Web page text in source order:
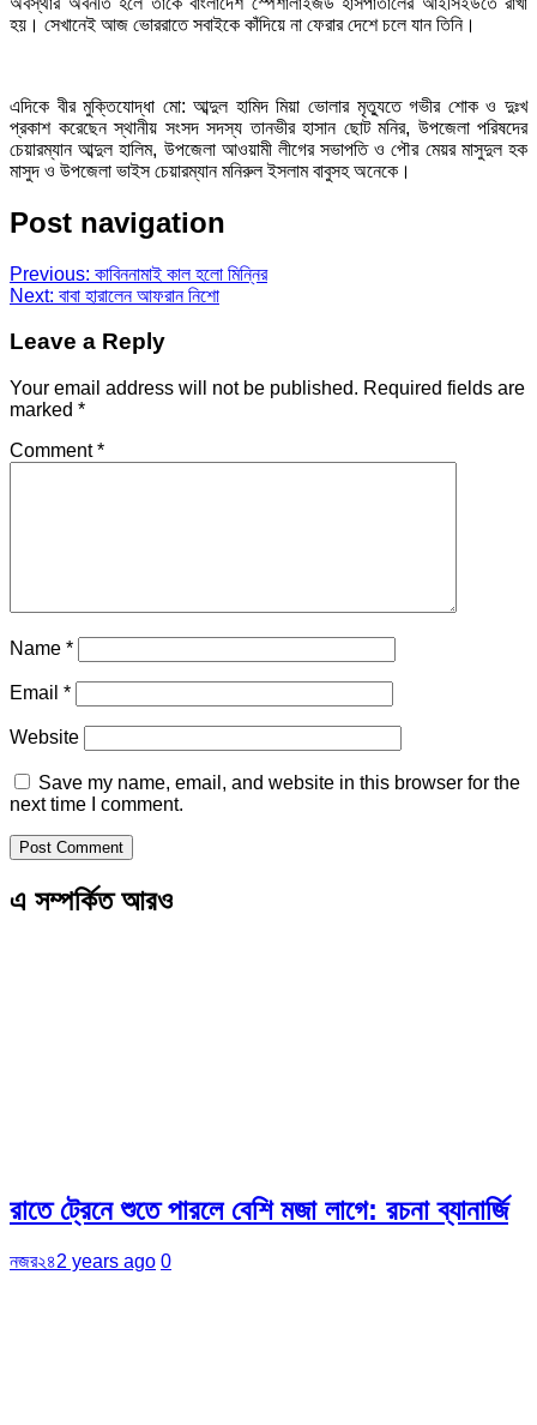
হয়। সেখানেই আজ ভোররাতে সবাইকে কাঁদিয়ে না ফেরার দেশে চলে যান তিনি।
এদিকে বীর মুক্তিযোদ্ধা মো: আব্দুল হামিদ মিয়া ভোলার মৃত্যুতে গভীর শোক ও দুঃখ
প্রকাশ করেছেন স্থানীয় সংসদ সদস্য তানভীর হাসান ছোট মনির, উপজেলা পরিষদের
চেয়ারম্যান আব্দুল হালিম, উপজেলা আওয়ামী লীগের সভাপতি ও পৌর মেয়র মাসুদুল হক
মাসুদ ও উপজেলা ভাইস চেয়ারম্যান মনিরুল ইসলাম বাবুসহ অনেকে।
Post navigation
Previous: কাবিননামাই কাল হলো মিন্নির
Next: বাবা হারালেন আফরান নিশো
Leave a Reply
Your email address will not be published. Required fields are
marked *
Comment*
Name *
Email *
Website
Save my name, email, and website in this browser for the
next time I comment.
এ সম্পর্কিত আরও
রাতে ট্রেনে শুতে পারলে বেশি মজা লাগে: রচনা ব্যানার্জি
নজর২৪2 years ago 0